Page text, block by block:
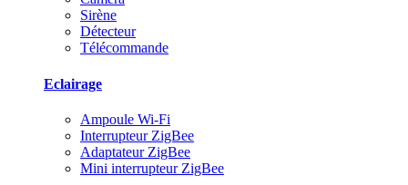
Sirène
Détecteur
Télécommande
Eclairage
Ampoule Wi-Fi
Interrupteur ZigBee
Adaptateur ZigBee
Mini interrupteur ZigBee